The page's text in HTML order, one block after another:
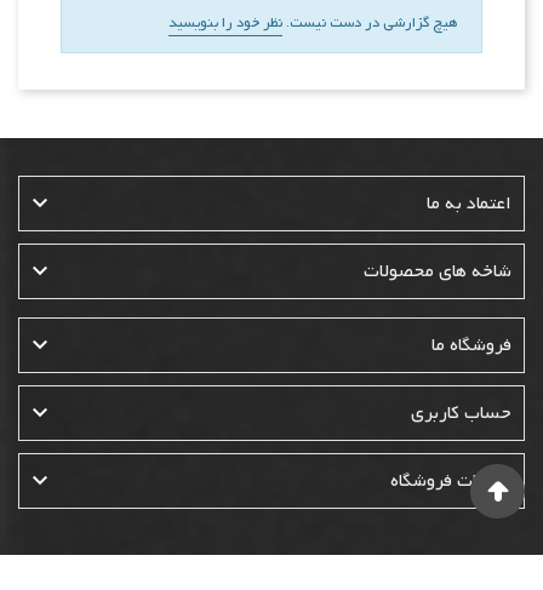
هیچ گزارشی در دست نیست. نظر خود را بنویسید
اعتماد به ما 
شاخه های محصولات 
فروشگاه ما 
حساب کاربری 
اطلاعات فروشگاه 